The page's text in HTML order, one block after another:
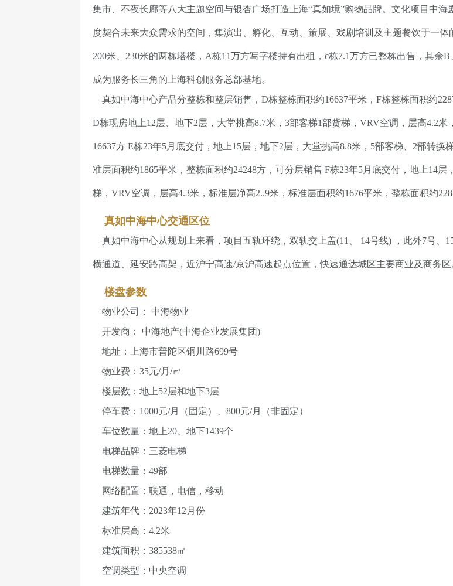
集市、不夜长廊等八大主题空间与银杏广场打造上海“真如境”购物品牌。文化项目中
度契合未来大众需求的空间，集演出、孵化、互动、策展、戏剧培训及主题餐饮于一
200米、230米的两栋塔楼，A栋11万方写字楼持有出租，c栋7.1万方已整栋出售，其余
成为服务长三角的上海科创服务总部基地。
真如中海中心产品分整栋和整层销售，D栋整栋面积约16637平米，F栋整栋面积约
D栋现房地上12层、地下2层，大堂挑高8.7米，3部客梯1部货梯，VRV空调，层高4.2
16637方 E栋23年5月底交付，地上15层，地下2层，大堂挑高8.8米，5部客梯、2部转
准层面积约1865平米，整栋面积约24248方，可分层销售 F栋23年5月底交付，地上14
梯，VRV空调，层高4.3米，标准层净高2..9米，标准层面积约1676平米，整栋面积约
真如中海中心交通区位
真如中海中心从规划上来看，项目五轨环绕，双轨交上盖(11、 14号线) ，此外7号、
横通道、延安路高架，近沪宁高速/京沪高速起点位置，快速通达城区主要商业及商务区
楼盘参数
物业公司： 中海物业
开发商： 中海地产(中海企业发展集团)
地址：上海市普陀区铜川路699号
物业费：35元/月/㎡
楼层数：地上52层和地下3层
停车费：1000元/月（固定）、800元/月（非固定）
车位数量：地上20、地下1439个
电梯品牌：三菱电梯
电梯数量：49部
网络配置：联通，电信，移动
建筑年代：2023年12月份
标准层高：4.2米
建筑面积：385538㎡
空调类型：中央空调